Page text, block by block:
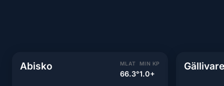
Abisko MLAT
66.3°
MIN KP
1.0+
Gällivare